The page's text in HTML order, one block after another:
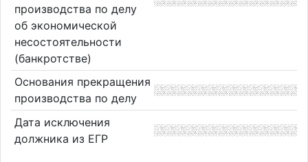
производства по делу
об экономической
несостоятельности
(банкротстве)
Основания прекращения
производства по делу
Дата исключения
должника из ЕГР